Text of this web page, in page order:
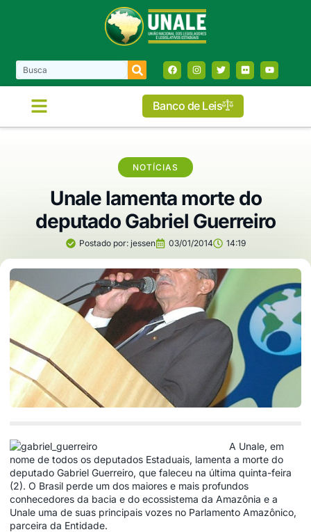
Banco de Leis
NOTÍCIAS
Unale lamenta morte do
deputado Gabriel Guerreiro
Postado por:jessen 03/01/2014 14:19
A Unale, em
nome de todos os deputados Estaduais, lamenta a morte do
deputado Gabriel Guerreiro, que faleceu na última quinta-feira
(2). O Brasil perde um dos maiores e mais profundos
conhecedores da bacia e do ecossistema da Amazônia e a
Unale uma de suas principais vozes no Parlamento Amazônico,
parceira da Entidade.